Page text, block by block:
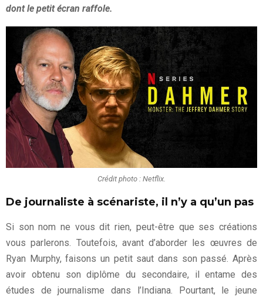
dont le petit écran raffole.
Crédit photo : Netflix.
De journaliste à scénariste, il n’y a qu’un pas
Si son nom ne vous dit rien, peut-être que ses créations
vous parlerons. Toutefois, avant d’aborder les œuvres de
Ryan Murphy, faisons un petit saut dans son passé. Après
avoir obtenu son diplôme du secondaire, il entame des
études de journalisme dans l’Indiana. Pourtant, le jeune